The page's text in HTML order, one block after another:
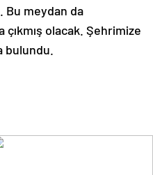
Bu meydan da
olacak. Şehrimize
bulundu.